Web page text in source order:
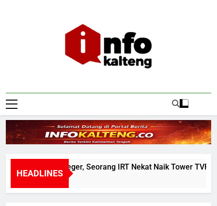
Infokalteng
HEADLINES
Warga Geger, Seorang IRT Nekat Naik Tower TVRI
1 Hour Ago